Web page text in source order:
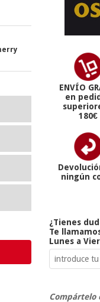
ENVÍO
en
180€
ningún
¿Tienes
Te
Lunes a
Compártelo